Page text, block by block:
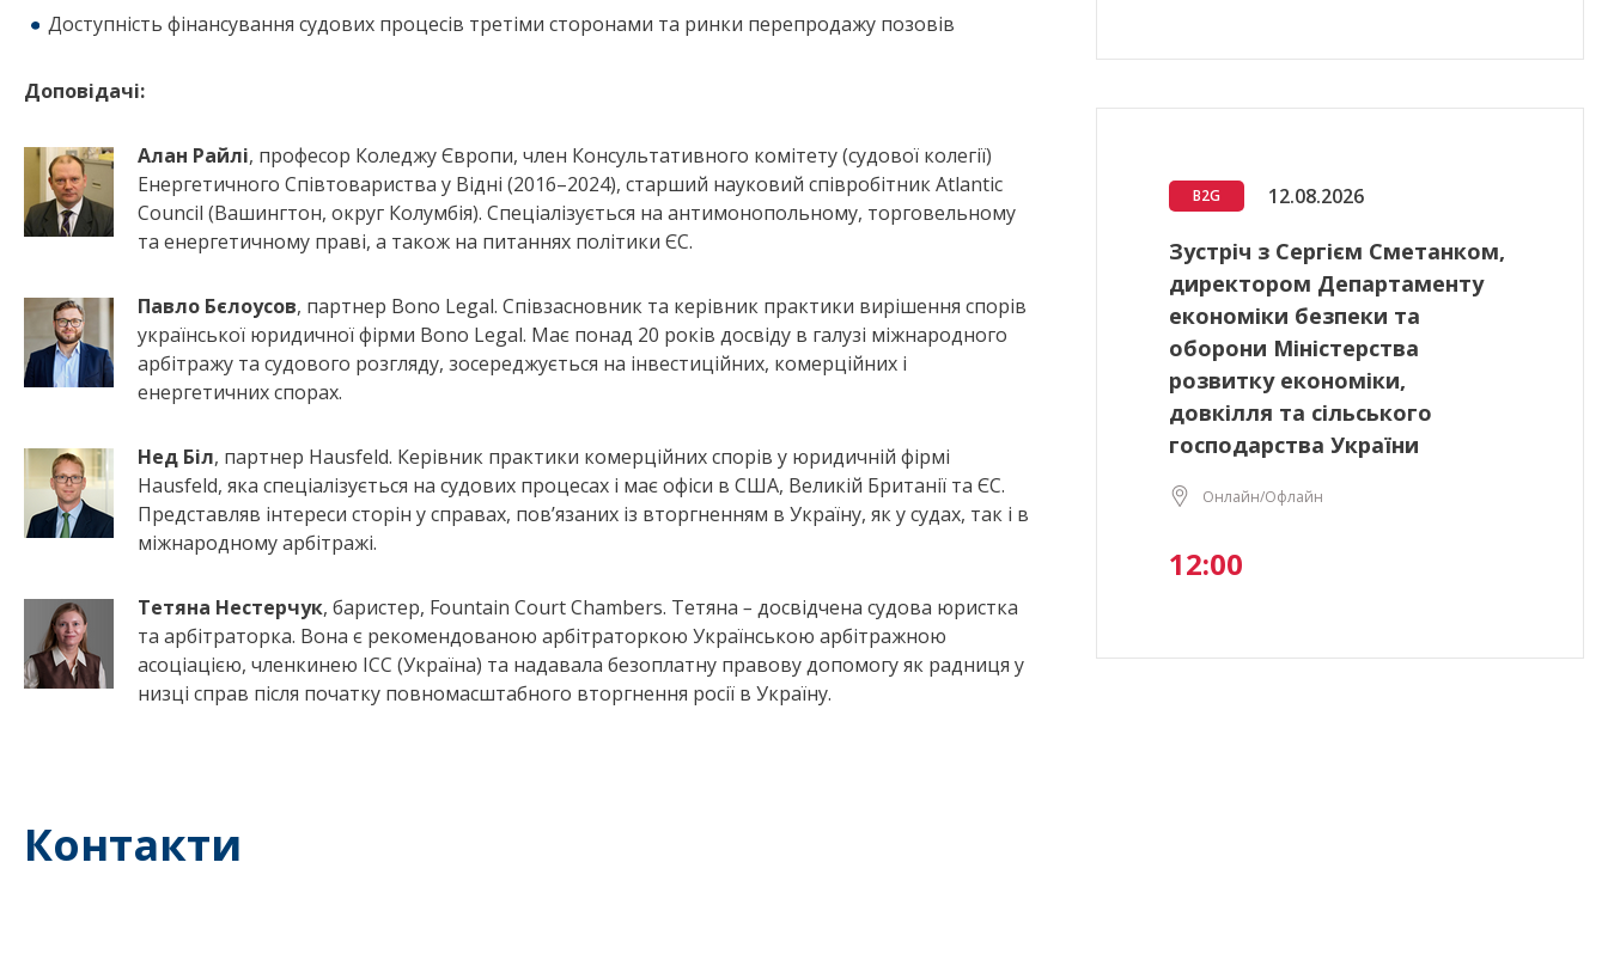
Доступність фінансування судових процесів третіми сторонами та ринки перепродажу позовів
Доповідачі:
Алан Райлі, професор Коледжу Європи, член Консультативного комітету (судової колегії)
Енергетичного Співтовариства у Відні (2016–2024), старший науковий співробітник Atlantic
Council (Вашингтон, округ Колумбія). Спеціалізується на антимонопольному, торговельному
та енергетичному праві, а також на питаннях політики ЄС.
Павло Бєлоусов, партнер Bono Legal. Співзасновник та керівник практики вирішення спорів
української юридичної фірми Bono Legal. Має понад 20 років досвіду в галузі міжнародного
арбітражу та судового розгляду, зосереджується на інвестиційних, комерційних і
енергетичних спорах.
Нед Біл, партнер Hausfeld. Керівник практики комерційних спорів у юридичній фірмі
Hausfeld, яка спеціалізується на судових процесах і має офіси в США, Великій Британії та ЄС.
Представляв інтереси сторін у справах, пов’язаних із вторгненням в Україну, як у судах, так і в
міжнародному арбітражі.
Тетяна Нестерчук, баристер, Fountain Court Chambers. Тетяна – досвідчена судова юристка
та арбітраторка. Вона є рекомендованою арбітраторкою Українською арбітражною
асоціацією, членкинею ICC (Україна) та надавала безоплатну правову допомогу як радниця у
низці справ після початку повномасштабного вторгнення росії в Україну.
Контакти
B2G 12.08.2026
Зустріч з Сергієм Сметанком,
директором Департаменту
економіки безпеки та
оборони Міністерства
розвитку економіки,
довкілля та сільського
господарства України
Онлайн/Офлайн
12:00